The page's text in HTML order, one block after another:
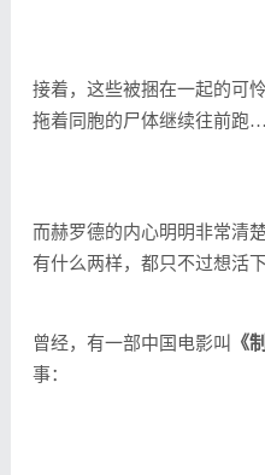
接着，这些被捆在一起的可
拖着同胞的尸体继续往前跑…
而赫罗德的内心明明非常清
有什么两样，都只不过想活下
曾经，有一部中国电影叫 《
事：